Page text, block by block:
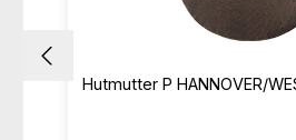
Hutmutter P HANNOVER/